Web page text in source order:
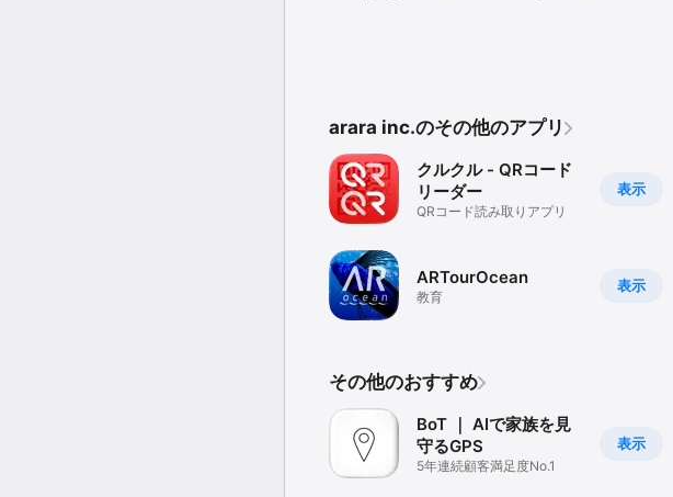
arara inc.のその他のアプリ
表示
クルクル - QRコード
リーダー
QRコード読み取りアプリ
表示
ARTourOcean
教育
その他のおすすめ
表示
BoT ｜ AIで家族を見
守るGPS
5年連続顧客満足度No.1